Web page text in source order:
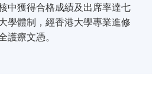
中獲得合格成績及出席率達七
學體制，經香港大學專業進修
護療文憑。